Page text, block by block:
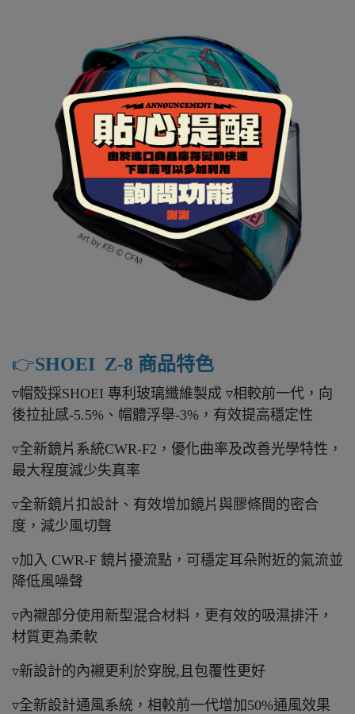
👉️SHOEI Z-8 商品特色
▿帽殼採SHOEI 專利玻璃纖維製成 ▿相較前一代，向
後拉扯感-5.5%、帽體浮舉-3%，有效提高穩定性
▿全新鏡片系統CWR-F2，優化曲率及改善光學特性，
最大程度減少失真率
▿全新鏡片扣設計、有效增加鏡片與膠條間的密合
度，減少風切聲
▿加入 CWR-F 鏡片擾流點，可穩定耳朵附近的氣流並
降低風噪聲
▿內襯部分使用新型混合材料，更有效的吸濕排汗，
材質更為柔軟
▿新設計的內襯更利於穿脫,且包覆性更好
▿全新設計通風系統，相較前一代增加50%通風效果